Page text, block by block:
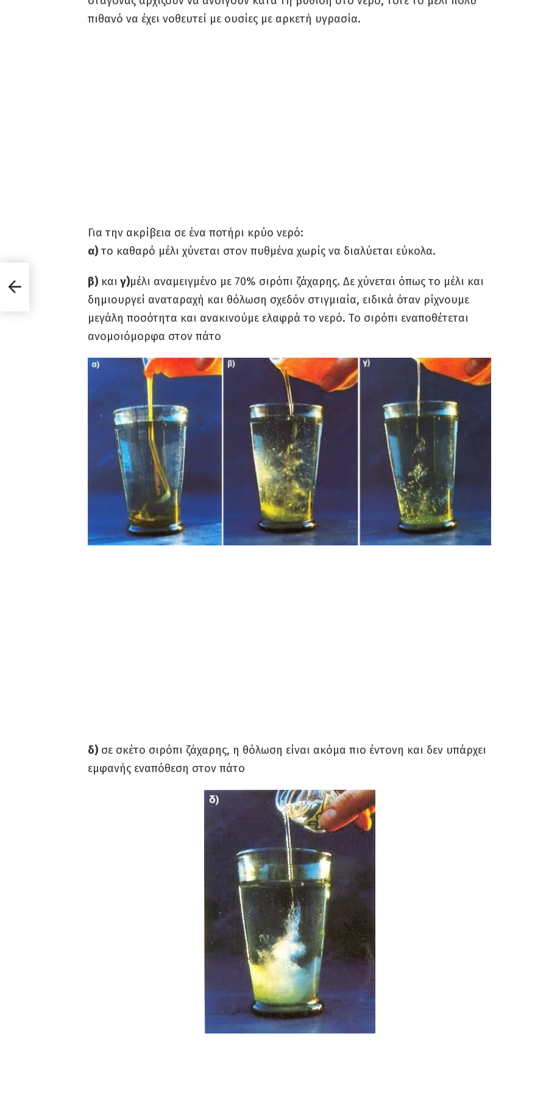
πιθανό να έχει νοθευτεί με ουσίες με αρκετή υγρασία.
Για την ακρίβεια σε ένα ποτήρι κρύο νερό:
α)το καθαρό μέλι χύνεται στον πυθμένα χωρίς να διαλύεται εύκολα.
β) και γ)μέλι αναμειγμένο με 70% σιρόπι ζάχαρης. Δε χύνεται όπως το μέλι και
δημιουργεί αναταραχή και θόλωση σχεδόν στιγμιαία, ειδικά όταν ρίχνουμε
μεγάλη ποσότητα και ανακινούμε ελαφρά το νερό. Το σιρόπι εναποθέτεται
ανομοιόμορφα στον πάτο
δ) σε σκέτο σιρόπι ζάχαρης, η θόλωση είναι ακόμα πιο έντονη και δεν υπάρχει
εμφανής εναπόθεση στον πάτο
θα